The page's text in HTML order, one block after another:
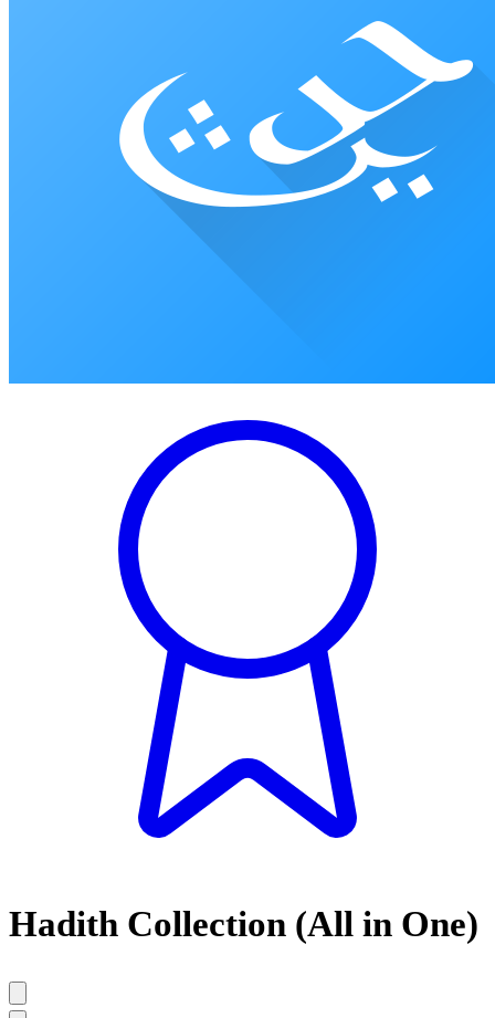
Hadith Collection (All in One)